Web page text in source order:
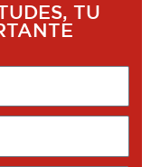
TU